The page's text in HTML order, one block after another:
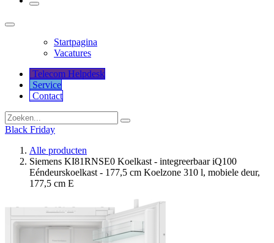
Startpagina
Vacatures
Telecom Helpdesk
Service
Co​​​​​​ntact
Black Friday
Alle producten
Siemens KI81RNSE0 Koelkast - integreerbaar iQ100
Eéndeurskoelkast - 177,5 cm Koelzone 310 l, mobiele deur,
177,5 cm E